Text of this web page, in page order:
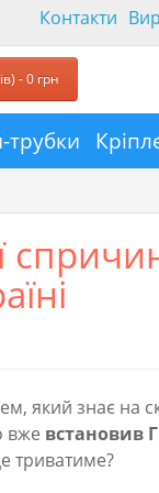
Контакти
- 0 грн
який знає на
вже встановив
триватиме?